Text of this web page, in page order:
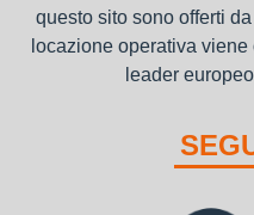
questo sito sono offerti da
locazione operativa viene
leader